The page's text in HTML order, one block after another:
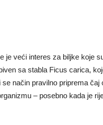
je veći interes za biljke koje
sa stabla Ficus carica,
način pravilno priprema
– posebno kada je